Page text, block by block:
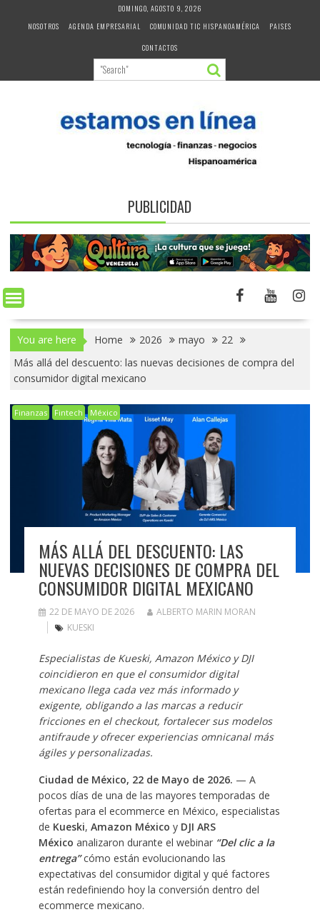
DOMINGO, AGOSTO 9, 2026
NOSOTROS
AGENDA EMPRESARIAL COMUNIDAD TIC HISPANOAMÉRICA
PAISES
CONTACTOS
PUBLICIDAD
You are here Home 2026 mayo
22
Más allá del descuento: las nuevas decisiones de compra del
consumidor digital mexicano
Finanzas Fintech México
MÁS ALLÁ DEL DESCUENTO: LAS
NUEVAS DECISIONES DE COMPRA DEL
CONSUMIDOR DIGITAL MEXICANO
22 DE MAYO DE 2026
ALBERTO MARIN MORAN
KUESKI
Especialistas de Kueski, Amazon México y DJI
coincidieron en que el consumidor digital
mexicano llega cada vez más informado y
exigente, obligando a las marcas a reducir
fricciones en el checkout, fortalecer sus modelos
antifraude y ofrecer experiencias omnicanal más
ágiles y personalizadas.
Ciudad de México, 22 de Mayo de 2026. — A
pocos días de una de las mayores temporadas de
ofertas para el ecommerce en México, especialistas
de Kueski, Amazon México y DJI ARS
México analizaron durante el webinar “Del clic a la
entrega”cómo están evolucionando las
expectativas del consumidor digital y qué factores
están redefiniendo hoy la conversión dentro del
ecommerce mexicano.